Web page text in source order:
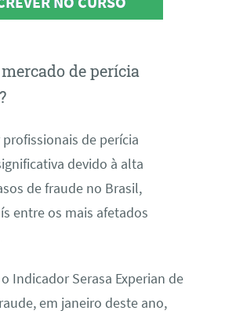
de perícia
de perícia
devido à alta
de fraude no Brasil,
entre os mais afetados
Indicador Serasa Experian de
em janeiro deste ano,